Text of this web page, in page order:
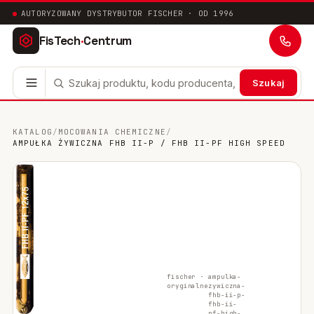
AUTORYZOWANY DYSTRYBUTOR FISCHER · OD 1996
FisTech·Centrum
Szukaj
Mocowania ramowe
Mocowania uniwersalne
Systemy instalacyjne
Mocowania w pustych przestrzeniach
Mocowania sanitarne
KATALOG / MOCOWANIA CHEMICZNE /
AMPUŁKA ŻYWICZNA FHB II-P / FHB II-PF HIGH SPEED
fischer ·
oryginalne
ampulka-
zywiczna-
fhb-ii-p-
fhb-ii-